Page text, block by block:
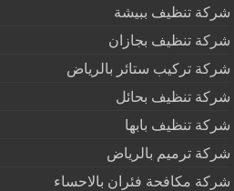
شركة تنظيف ببيشة
شركة تنظيف بجازان
شركة تركيب ستائر بالرياض
شركة تنظيف بحائل
شركة تنظيف بابها
شركة ترميم بالرياض
شركة مكافحة فئران بالاحساء